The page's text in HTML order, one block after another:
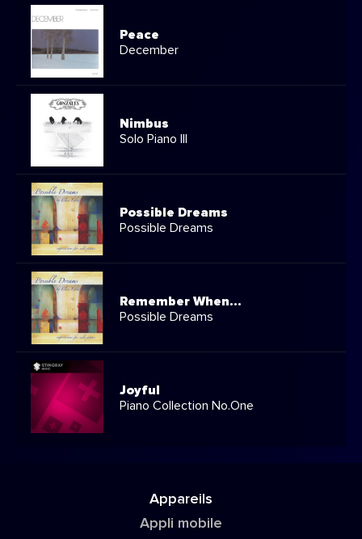
Peace
December
Nimbus
Solo Piano III
Possible Dreams
Possible Dreams
Remember When...
Possible Dreams
Joyful
Piano Collection No.One
Appareils
Appli mobile